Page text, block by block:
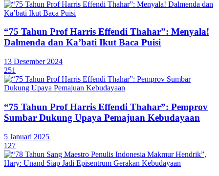
“75 Tahun Prof Harris Effendi Thahar”: Menyala!
Dalmenda dan Ka’bati Ikut Baca Puisi
13 Desember 2024
251
“75 Tahun Prof Harris Effendi Thahar”: Pemprov
Sumbar Dukung Upaya Pemajuan Kebudayaan
5 Januari 2025
127